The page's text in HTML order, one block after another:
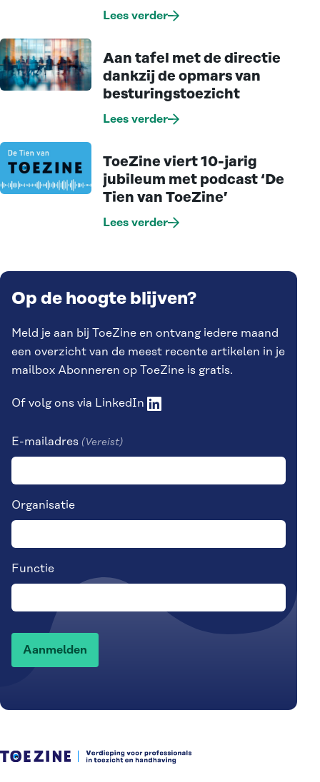
Lees verder
Aan tafel met de directie
dankzij de opmars van
besturingstoezicht
Lees verder
ToeZine viert 10-jarig
jubileum met podcast ‘De
Tien van ToeZine’
Lees verder
Op de hoogte blijven?
Meld je aan bij ToeZine en ontvang iedere maand
een overzicht van de meest recente artikelen in je
mailbox Abonneren op ToeZine is gratis.
Of volg ons via LinkedIn
E-mailadres (Vereist)
Organisatie
Functie